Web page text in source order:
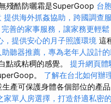
殘酷防曬霜是SuperGoop 台
提供海外抓姦協助，跨國調查
完善的家事服務，讓家務更輕鬆
，提供安心的月子照護環境 這
助聽器推薦，專為老年人設計
點或粘稠的感覺。 提升網頁體
。 了解在台北如何辦
產可保護身體各個部位的產
家單人房選擇，打造舒適私密